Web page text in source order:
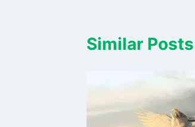
Similar Posts